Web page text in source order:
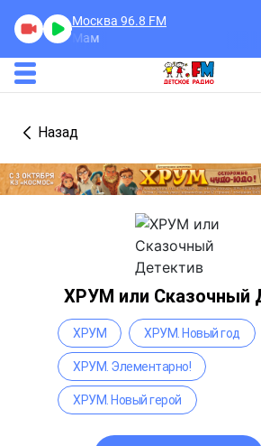
Москва 96.8 FM
Утро, Мам
Назад
ХРУМ или Сказочный
ХРУМ ХРУМ. Новый год
ХРУМ. Элементарно!
ХРУМ. Новый герой